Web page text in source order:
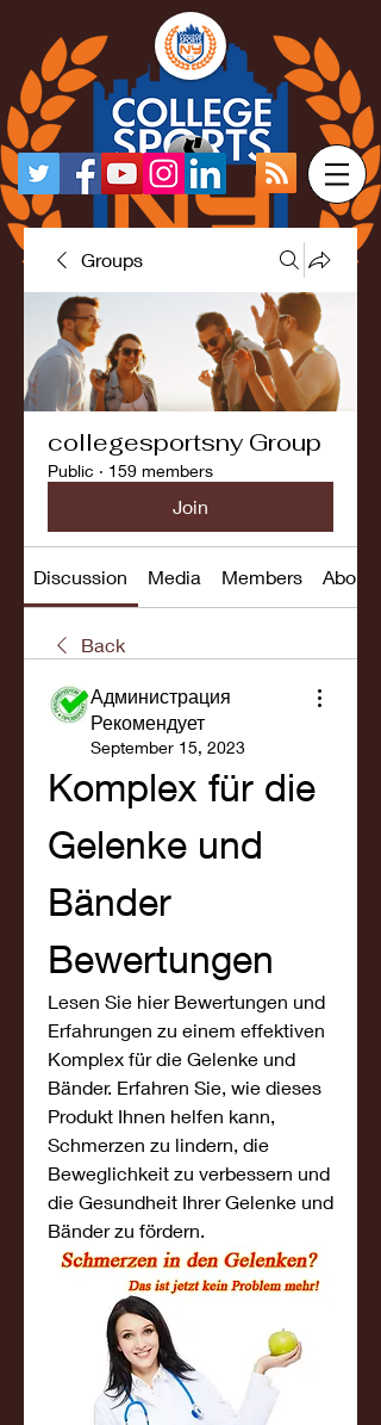
Groups
collegesportsny Group
Public · 159 members
Join
Discussion Media Members About
Back
Администрация
Рекомендует
September 15, 2023
Komplex für die
Gelenke und
Bänder
Bewertungen
Lesen Sie hier Bewertungen und
Erfahrungen zu einem effektiven
Komplex für die Gelenke und
Bänder. Erfahren Sie, wie dieses
Produkt Ihnen helfen kann,
Schmerzen zu lindern, die
Beweglichkeit zu verbessern und
die Gesundheit Ihrer Gelenke und
Bänder zu fördern.